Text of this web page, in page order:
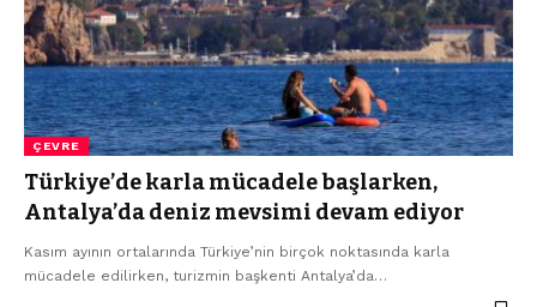
ÇEVRE
Türkiye’de karla mücadele başlarken,
Antalya’da deniz mevsimi devam ediyor
Kasım ayının ortalarında Türkiye’nin birçok noktasında karla
mücadele edilirken, turizmin başkenti Antalya’da…